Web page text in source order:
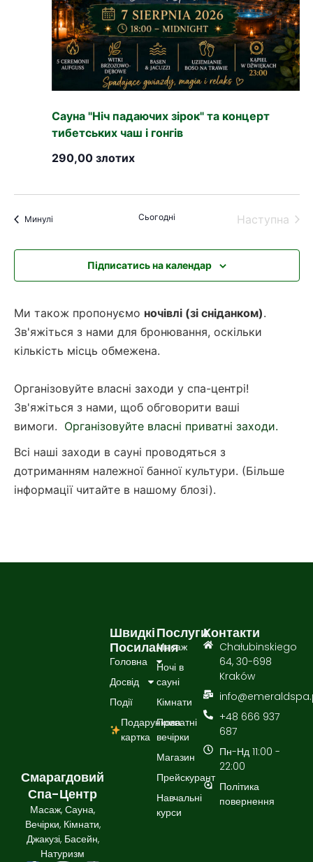
Сауна "Ніч падаючих зірок" та концерт
тибетських чаш і гонгів
290,00 злотих
МинуліПодії Сьогодні Наступна
Підписатись на календар
Ми також пропонуємо ночівлі (зі сніданком).
Зв'яжіться з нами для бронювання, оскільки
кількість місць обмежена.
Організовуйте власні заходи у спа-центрі!
Зв'яжіться з нами, щоб обговорити ваші
вимоги. Організовуйте власні приватні заходи.
Всі наші заходи в сауні проводяться з
дотриманням належної банної культури. (Більше
інформації читайте в нашому блозі).
Смарагдовий
Спа-Центр
Масаж, Сауна,
Вечірки, Кімнати,
Джакузі, Басейн,
Натуризм
Послуги
Масаж
Ночі в
сауні
Кімнати
Приватні
вечірки
Магазин
Прейскурант
Навчальні
курси
Швидкі
Посилання
Головна
Досвід
Події
Подарункова
картка
Контакти
Chałubinskiego
64, 30-698
Kraków
+48 666 937
687
Пн-Нд 11:00 -
22:00
Політика
повернення